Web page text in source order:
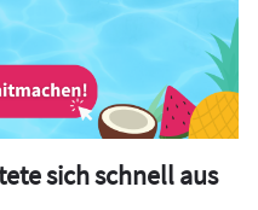
sich schnell aus